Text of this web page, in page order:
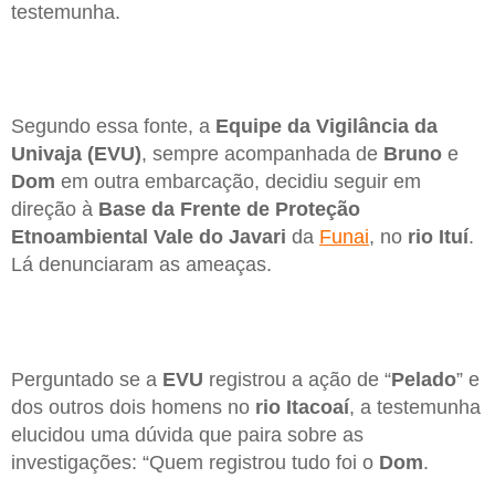
testemunha.
Segundo essa fonte, a Equipe da Vigilância da
Univaja (EVU), sempre acompanhada de Bruno e
Dom em outra embarcação, decidiu seguir em
direção à Base da Frente de Proteção
Etnoambiental Vale do Javari da Funai, no rio Ituí.
Lá denunciaram as ameaças.
Perguntado se a EVU registrou a ação de “Pelado” e
dos outros dois homens no rio Itacoaí, a testemunha
elucidou uma dúvida que paira sobre as
investigações: “Quem registrou tudo foi o Dom.